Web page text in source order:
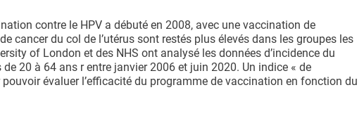
contre le HPV a débuté en 2008, avec une vaccination de
cancer du col de l’utérus sont restés plus élevés dans les groupes les
of London et des NHS ont analysé les données d’incidence du
20 à 64 ans r entre janvier 2006 et juin 2020. Un indice « de
évaluer l’efficacité du programme de vaccination en fonction du